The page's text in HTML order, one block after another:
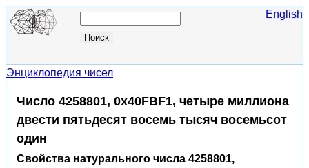
English
Энциклопедия чисел
Число 4258801, 0x40FBF1, четыре миллиона
двести пятьдесят восемь тысяч восемьсот
один
Свойства натурального числа 4258801,